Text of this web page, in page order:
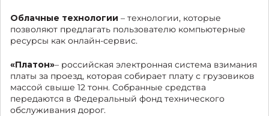
Облачные технологии – технологии, которые
позволяют предлагать пользователю компьютерные
ресурсы как онлайн-сервис.
«Платон»– российская электронная система взимания
платы за проезд, которая собирает плату с грузовиков
массой свыше 12 тонн. Собранные средства
передаются в Федеральный фонд технического
обслуживания дорог.